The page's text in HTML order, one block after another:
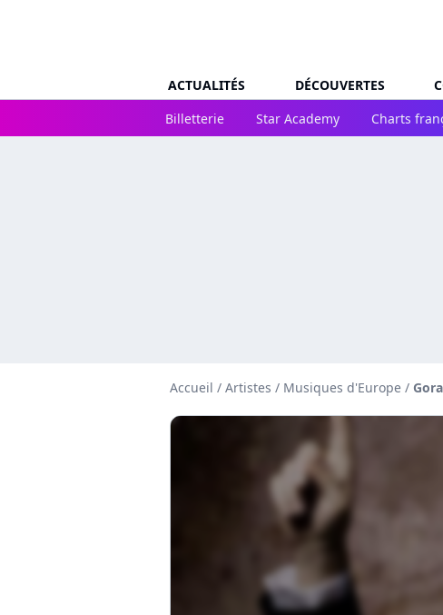
ACTUALITÉS DÉCOUVERTES
Billetterie
Star Academy Charts
Accueil / Artistes / Musiques d'Europe /